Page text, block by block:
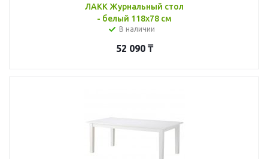
ЛАКК Журнальный стол
- белый 118x78 см
В наличии
52 090₸